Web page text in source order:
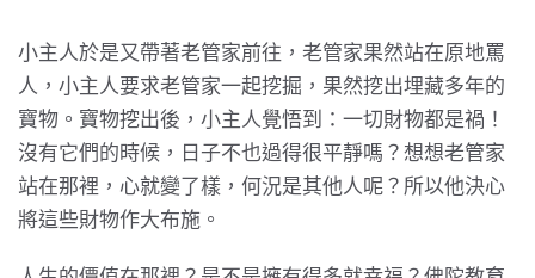
小主人於是又帶著老管家前往，老管家果然站在原地罵
人，小主人要求老管家一起挖掘，果然挖出埋藏多年的
寶物。寶物挖出後，小主人覺悟到：一切財物都是禍！
沒有它們的時候，日子不也過得很平靜嗎？想想老管家
站在那裡，心就變了樣，何況是其他人呢？所以他決心
將這些財物作大布施。